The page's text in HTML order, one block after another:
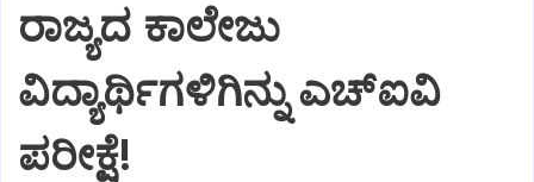
ರಾಜ್ಯದ ಕಾಲೇಜು
ವಿದ್ಯಾರ್ಥಿಗಳಿಗಿನ್ನು ಎಚ್‌ಐವಿ
ಪರೀಕ್ಷೆ!